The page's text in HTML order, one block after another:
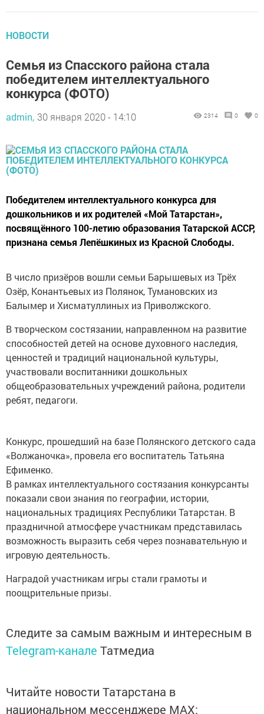
НОВОСТИ
Семья из Спасского района стала
победителем интеллектуального
конкурса (ФОТО)
admin, 30 января 2020 - 14:10 2314 0 0
Победителем интеллектуального конкурса для
дошкольников и их родителей «Мой Татарстан»,
посвящённого 100-летию образования Татарской АССР,
признана семья Лепёшкиных из Красной Слободы.
В число призёров вошли семьи Барышевых из Трёх
Озёр, Конантьевых из Полянок, Тумановских из
Балымер и Хисматуллиных из Приволжского.
В творческом состязании, направленном на развитие
способностей детей на основе духовного наследия,
ценностей и традиций национальной культуры,
участвовали воспитанники дошкольных
общеобразовательных учреждений района, родители
ребят, педагоги.
Конкурс, прошедший на базе Полянского детского сада
«Волжаночка», провела его воспитатель Татьяна
Ефименко.
В рамках интеллектуального состязания конкурсанты
показали свои знания по географии, истории,
национальных традициях Республики Татарстан. В
праздничной атмосфере участникам представилась
возможность выразить себя через познавательную и
игровую деятельность.
Наградой участникам игры стали грамоты и
поощрительные призы.
Следите за самым важным и интересным в
Telegram-канале Татмедиа
Читайте новости Татарстана в
национальном мессенджере MАХ: